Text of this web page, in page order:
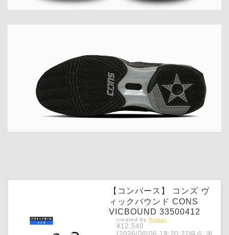
【コンバース】 コンズ ヴ
ィックバウンド CONS
VICBOUND 33500412
created by Rinker
¥12,540